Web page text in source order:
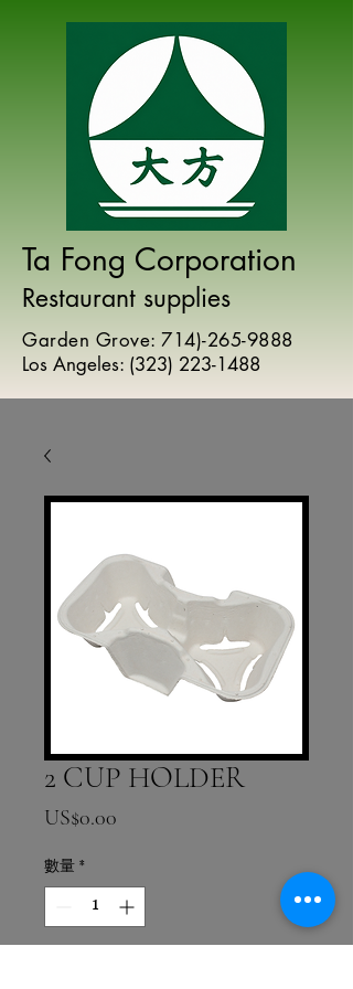
Ta Fong Corporation
Restaurant supplies
Garden Grove:714)-265-9888
Los Angeles: (323) 223-1488
2 CUP HOLDER
US$0.00
數量*